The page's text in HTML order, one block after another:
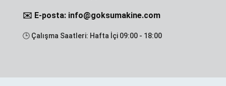
✉️ E-posta: info@goksumakine.com
🕒 Çalışma Saatleri: Hafta İçi 09:00 - 18:00